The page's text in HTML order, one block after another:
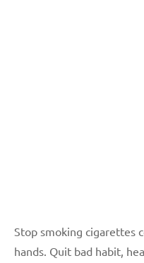
Stop smoking cigarettes
hands. Quit bad habit,